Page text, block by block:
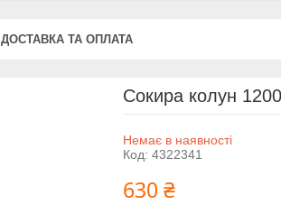
ДОСТАВКА ТА ОПЛАТА
Сокира колун
Немає в наявності
Код: 4322341
630 ₴